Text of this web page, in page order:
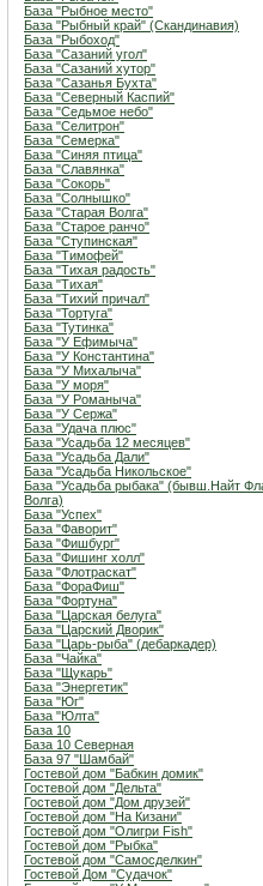
База "Рыбное место"
База "Рыбный край" (Скандинавия)
База "Рыбоход"
База "Сазаний угол"
База "Сазаний хутор"
База "Сазанья Бухта"
База "Северный Каспий"
База "Седьмое небо"
База "Селитрон"
База "Семерка"
База "Синяя птица"
База "Славянка"
База "Сокорь"
База "Солнышко"
База "Старая Волга"
База "Старое ранчо"
База "Ступинская"
База "Тимофей"
База "Тихая радость"
База "Тихая"
База "Тихий причал"
База "Тортуга"
База "Тутинка"
База "У Ефимыча"
База "У Константина"
База "У Михалыча"
База "У моря"
База "У Романыча"
База "У Сержа"
База "Удача плюс"
База "Усадьба 12 месяцев"
База "Усадьба Дали"
База "Усадьба Никольское"
База "Усадьба рыбака" (бывш.Найт
Волга)
База "Успех"
База "Фаворит"
База "Фишбург"
База "Фишинг холл"
База "Флотраскат"
База "ФораФиш"
База "Фортуна"
База "Царская белуга"
База "Царский Дворик"
База "Царь-рыба" (дебаркадер)
База "Чайка"
База "Щукарь"
База "Энергетик"
База "Юг"
База "Юлта"
База 10
База 10 Северная
База 97 "Шамбай"
Гостевой дом "Бабкин домик"
Гостевой дом "Дельта"
Гостевой дом "Дом друзей"
Гостевой дом "На Кизани"
Гостевой дом "Олигри Fish"
Гостевой дом "Рыбка"
Гостевой дом "Самосделкин"
Гостевой Дом "Судачок"